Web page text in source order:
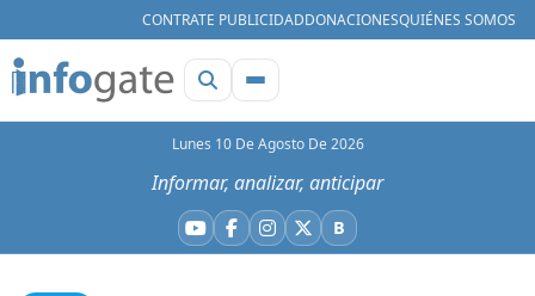
CONTRATE PUBLICIDADDONACIONESQUIÉNES SOMOS
Lunes 10 De Agosto De 2026
Informar, analizar, anticipar
YouTube
Facebook
Instagram
X BBluesky